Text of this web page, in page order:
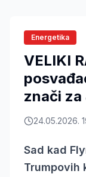
Energetika
VELIKI
znači za
24.05.2026.
Sad kad
Trumpovih